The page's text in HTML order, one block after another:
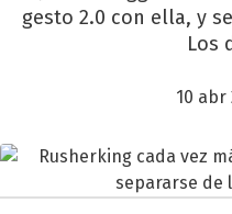
gesto 2.0 con ella, y
Los
10 abr